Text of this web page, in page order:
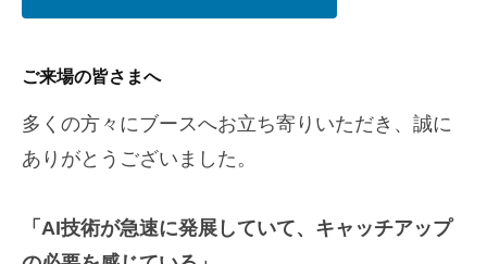
ご来場の皆さまへ
多くの方々にブースへお立ち寄りいただき、誠に
ありがとうございました。
「AI技術が急速に発展していて、キャッチアップ